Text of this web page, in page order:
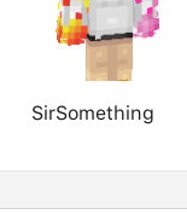
SirSomething